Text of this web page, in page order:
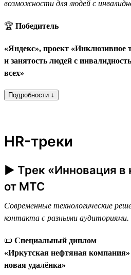
возможности для людей с
🏆 Победитель
«Яндекс», проект «Инклюзивное
и занятость людей с
всех»
Подробности ↓
HR-треки
► Трек «Инновация в
от МТС
Современные технологические
контакта с разными аудиториями.
📜 Специальный диплом
«Иркутская нефтяная
новая удалёнка»